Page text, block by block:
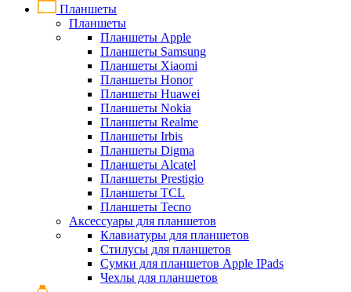
Планшеты
Планшеты
Планшеты Apple
Планшеты Samsung
Планшеты Xiaomi
Планшеты Honor
Планшеты Huawei
Планшеты Nokia
Планшеты Realme
Планшеты Irbis
Планшеты Digma
Планшеты Alcatel
Планшеты Prestigio
Планшеты TCL
Планшеты Tecno
Аксессуары для планшетов
Клавиатуры для планшетов
Стилусы для планшетов
Сумки для планшетов Apple IPads
Чехлы для планшетов